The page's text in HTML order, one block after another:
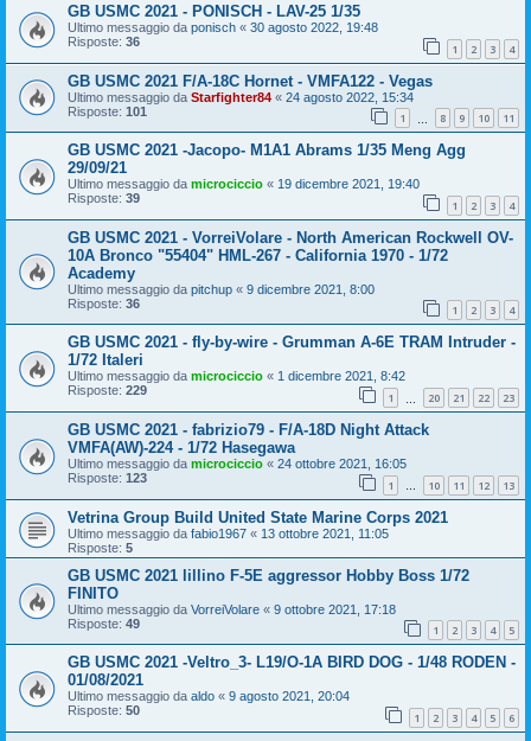
GB USMC 2021 - PONISCH - LAV-25 1/35
Ultimo messaggio da ponisch « 30 agosto 2022, 19:48
Risposte: 36 1 2 3 4
GB USMC 2021 F/A-18C Hornet - VMFA122 - Vegas
Ultimo messaggio da Starfighter84 « 24 agosto 2022, 15:34
Risposte: 101 1 8 9 10 11
GB USMC 2021 -Jacopo- M1A1 Abrams 1/35 Meng Agg
29/09/21
Ultimo messaggio da microciccio « 19 dicembre 2021, 19:40
Risposte: 39 1 2 3 4
GB USMC 2021 - VorreiVolare - North American Rockwell OV-
10A Bronco "55404" HML-267 - California 1970 - 1/72
Academy
Ultimo messaggio da pitchup « 9 dicembre 2021, 8:00
Risposte: 36 1 2 3 4
GB USMC 2021 - fly-by-wire - Grumman A-6E TRAM Intruder -
1/72 Italeri
Ultimo messaggio da microciccio « 1 dicembre 2021, 8:42
Risposte: 229 1 20 21 22 23
GB USMC 2021 - fabrizio79 - F/A-18D Night Attack
VMFA(AW)-224 - 1/72 Hasegawa
Ultimo messaggio da microciccio « 24 ottobre 2021, 16:05
Risposte: 123 1 … 10 11 12 13
Vetrina Group Build United State Marine Corps 2021
Ultimo messaggio da fabio1967 « 13 ottobre 2021, 11:05
Risposte: 5
GB USMC 2021 lillino F-5E aggressor Hobby Boss 1/72
FINITO
Ultimo messaggio da VorreiVolare « 9 ottobre 2021, 17:18
Risposte: 49 1 2 3 4 5
GB USMC 2021 -Veltro_3- L19/O-1A BIRD DOG - 1/48 RODEN -
01/08/2021
Ultimo messaggio da aldo « 9 agosto 2021, 20:04
Risposte: 50 1 2 3 4 5 6